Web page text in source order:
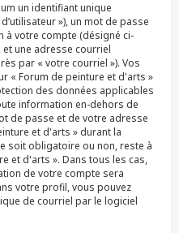
un identifiant unique
»), un mot de passe
à votre compte (désigné ci-
une adresse courriel
par « votre courriel »). Vos
« Forum de peinture et d'arts »
des données applicables
information en-dehors de
de passe et de votre adresse
et d'arts » durant la
soit obligatoire ou non, reste à
et d'arts ». Dans tous les cas,
de votre compte sera
votre profil, vous pouvez
de courriel par le logiciel